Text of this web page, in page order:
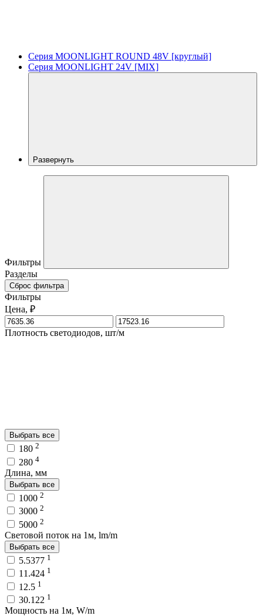
Серия MOONLIGHT ROUND 48V [круглый]
Серия MOONLIGHT 24V [MIX]
Развернуть
Фильтры
Разделы
Сброс фильтра
Фильтры
Цена, ₽
Плотность светодиодов, шт/м
Выбрать все
180 2
280 4
Длина, мм
Выбрать все
1000 2
3000 2
5000 2
Световой поток на 1м, lm/m
Выбрать все
5.5377 1
11.424 1
12.5 1
30.122 1
Мощность на 1м, W/m